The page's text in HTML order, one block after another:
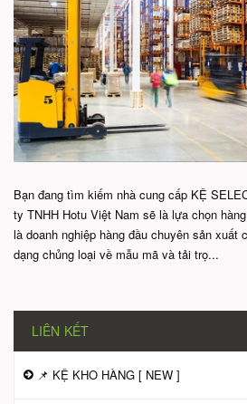
Bạn đang tìm kiếm nhà cung cấp KỆ
ty TNHH Hotu Việt Nam sẽ là lựa chọn
là doanh nghiệp hàng đầu chuyên sản xuất
dạng chủng loại về mẫu mã và tải trọ...
LIÊN KẾT
📌 KỆ KHO HÀNG [ NEW ]